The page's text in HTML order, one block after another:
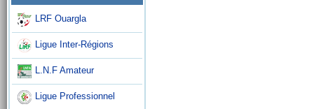
LRF Ouargla
Ligue Inter-Régions
L.N.F Amateur
Ligue Professionnel